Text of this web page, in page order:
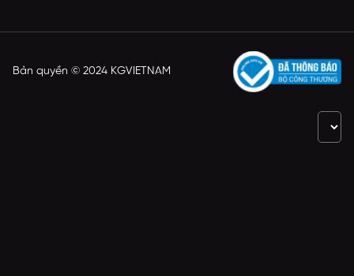
Bản quyền © 2024 KGVIETNAM